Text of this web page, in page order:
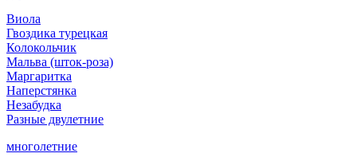
Виола
Гвоздика турецкая
Колокольчик
Мальва (шток-роза)
Маргаритка
Наперстянка
Незабудка
Разные двулетние
многолетние